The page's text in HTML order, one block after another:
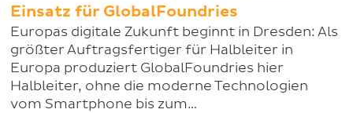
Einsatz für GlobalFoundries
Europas digitale Zukunft beginnt in Dresden: Als
größter Auftragsfertiger für Halbleiter in
Europa produziert GlobalFoundries hier
Halbleiter, ohne die moderne Technologien
vom Smartphone bis zum…